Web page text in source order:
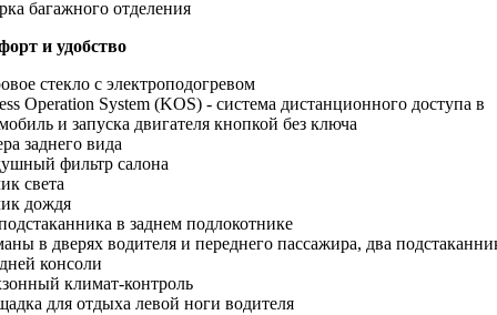
багажного отделения
и удобство
стекло с электроподогревом
Operation System (KOS) - cистема дистанционного доступа в
и запуска двигателя кнопкой без ключа
заднего вида
фильтр салона
света
дождя
в заднем подлокотнике
в дверях водителя и переднего пассажира, два
консоли
климат-контроль
для отдыха левой ноги водителя